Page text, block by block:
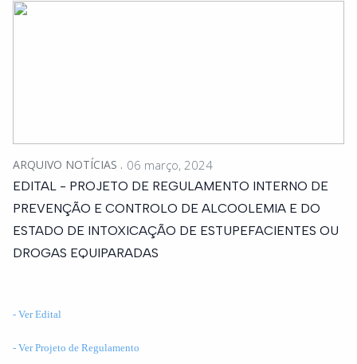
ARQUIVO NOTÍCIAS 06 março, 2024
EDITAL - PROJETO DE REGULAMENTO INTERNO DE
PREVENÇÃO E CONTROLO DE ALCOOLEMIA E DO
ESTADO DE INTOXICAÇÃO DE ESTUPEFACIENTES OU
DROGAS EQUIPARADAS
- Ver Edital
- Ver Projeto de Regulamento